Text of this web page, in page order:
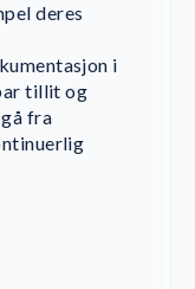
deres
i
tillit og
fra